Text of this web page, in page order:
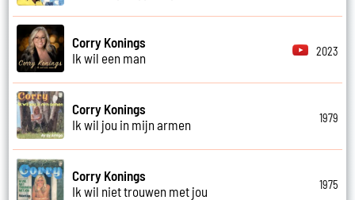
Corry Konings
Ik wil een man
2023
Corry Konings
Ik wil jou in mijn armen
1979
Corry Konings
Ik wil niet trouwen met jou
1975